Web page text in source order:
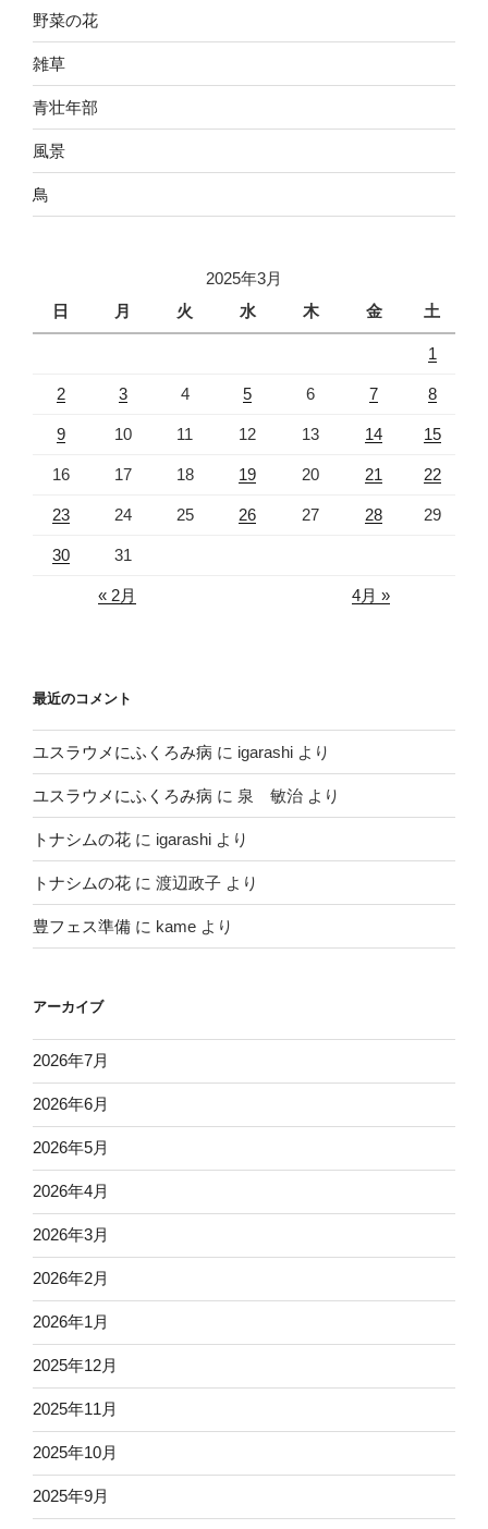
野菜の花
雑草
青壮年部
風景
鳥
2025年3月
日
月 火 水 木 金 土
1
2 3 4 5 6 7 8
9 10 11 12 13 14 15
16 17 18 19 20 21 22
23 24 25 26 27 28 29
30 31
« 2月 4月 »
最近のコメント
ユスラウメにふくろみ病 に igarashi より
ユスラウメにふくろみ病 に 泉 敏治 より
トナシムの花 に igarashi より
トナシムの花 に 渡辺政子 より
豊フェス準備 に kame より
アーカイブ
2026年7月
2026年6月
2026年5月
2026年4月
2026年3月
2026年2月
2026年1月
2025年12月
2025年11月
2025年10月
2025年9月